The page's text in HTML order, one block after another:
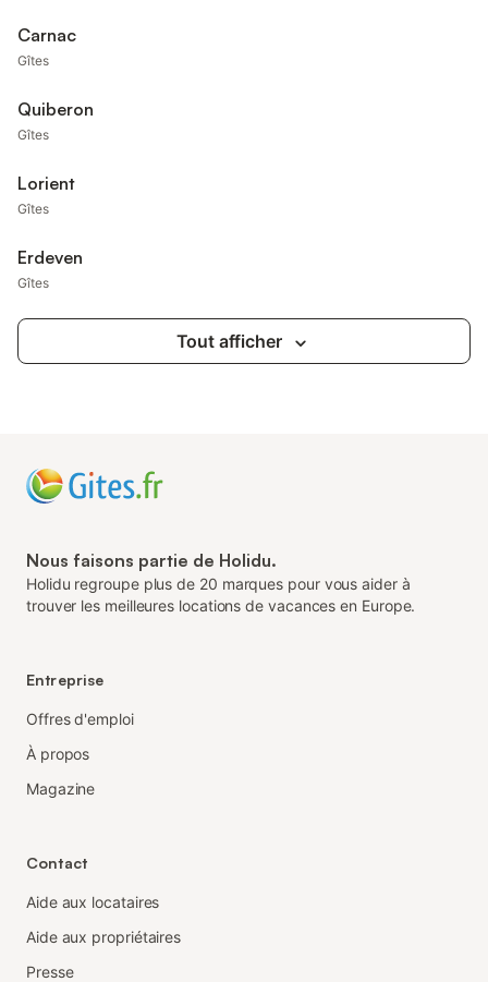
Carnac
Gîtes
Quiberon
Gîtes
Lorient
Gîtes
Erdeven
Gîtes
Tout afficher
Nous faisons partie de Holidu.
Holidu regroupe plus de 20 marques pour vous aider à
trouver les meilleures locations de vacances en Europe.
Entreprise
Offres d'emploi
À propos
Magazine
Contact
Aide aux locataires
Aide aux propriétaires
Presse